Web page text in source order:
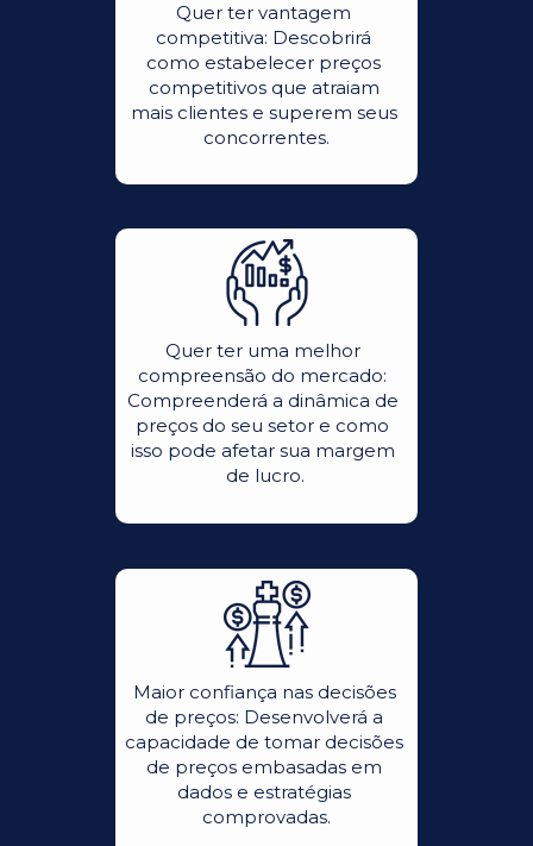
Quer ter vantagem
competitiva: Descobrirá
como estabelecer preços
competitivos que atraiam
mais clientes e superem seus
concorrentes.
Quer ter uma melhor
compreensão do mercado:
Compreenderá a dinâmica de
preços do seu setor e como
isso pode afetar sua margem
de lucro.
Maior confiança nas decisões
de preços: Desenvolverá a
capacidade de tomar decisões
de preços embasadas em
dados e estratégias
comprovadas.